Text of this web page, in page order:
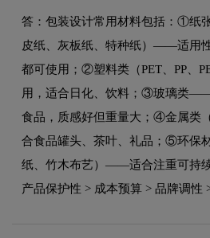
答：包装设计常用材料包括：①纸
皮纸、灰板纸、特种纸）——适用
都可使用；②塑料类（PET、PP、
用，适合日化、饮料；③玻璃类
食品，质感好但重量大；④金属
合食品罐头、茶叶、礼品；⑤环保
纸、竹木布艺）——适合注重可持
产品保护性 > 成本预算 > 品牌调性